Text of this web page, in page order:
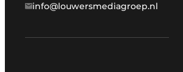
info@louwersmediagroep.nl